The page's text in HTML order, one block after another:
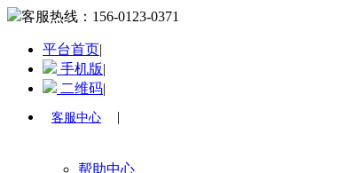
客服热线： 156-0123-0371
平台首页|
手机版|
二维码|
客服中心 |
帮助中心